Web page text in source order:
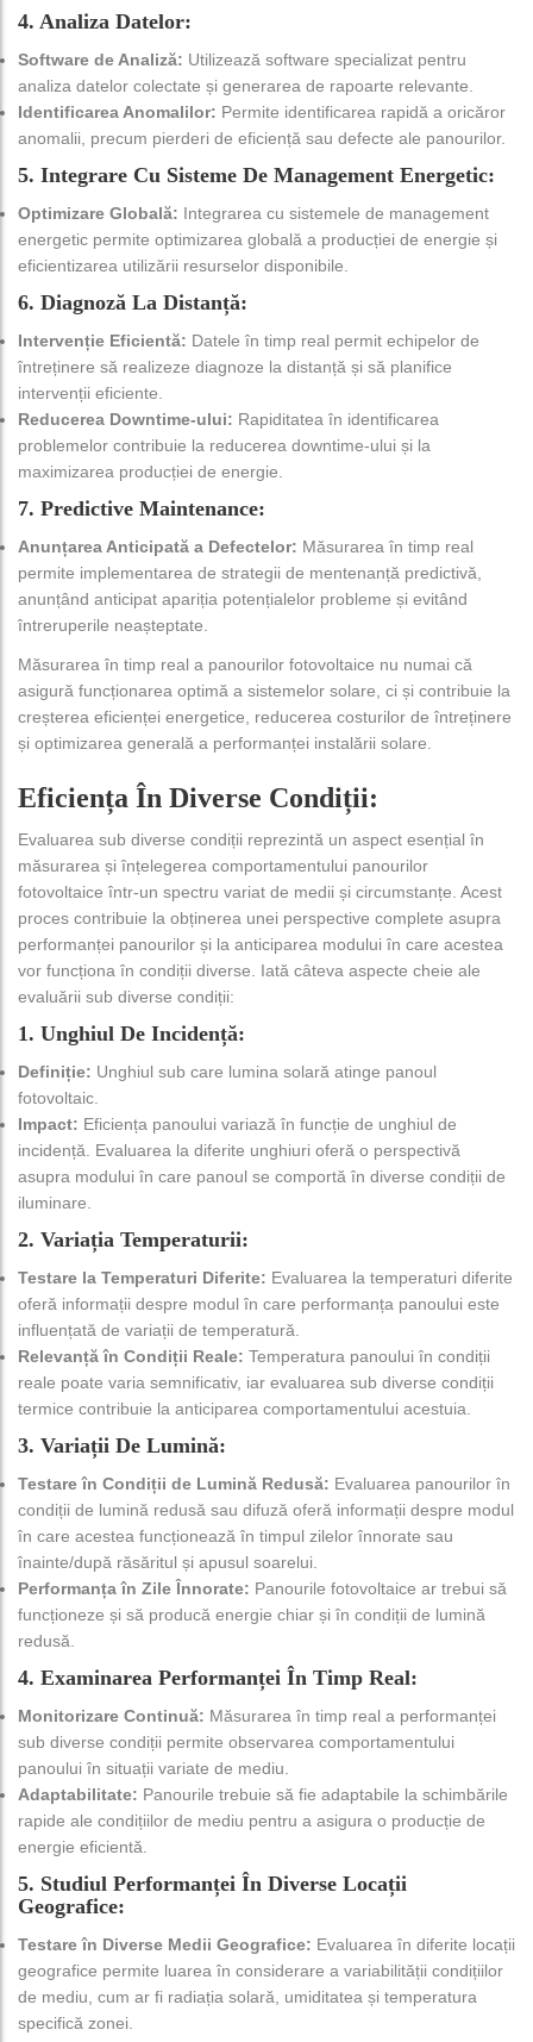
4. Analiza Datelor:
Software de Analiză: Utilizează software specializat pentru
analiza datelor colectate și generarea de rapoarte relevante.
Identificarea Anomalilor: Permite identificarea rapidă a oricăror
anomalii, precum pierderi de eficiență sau defecte ale panourilor.
5. Integrare Cu Sisteme De Management Energetic:
Optimizare Globală: Integrarea cu sistemele de management
energetic permite optimizarea globală a producției de energie și
eficientizarea utilizării resurselor disponibile.
6. Diagnoză La Distanță:
Intervenție Eficientă: Datele în timp real permit echipelor de
întreținere să realizeze diagnoze la distanță și să planifice
intervenții eficiente.
Reducerea Downtime-ului: Rapiditatea în identificarea
problemelor contribuie la reducerea downtime-ului și la
maximizarea producției de energie.
7. Predictive Maintenance:
Anunțarea Anticipată a Defectelor: Măsurarea în timp real
permite implementarea de strategii de mentenanță predictivă,
anunțând anticipat apariția potențialelor probleme și evitând
întreruperile neașteptate.
Măsurarea în timp real a panourilor fotovoltaice nu numai că
asigură funcționarea optimă a sistemelor solare, ci și contribuie la
creșterea eficienței energetice, reducerea costurilor de întreținere
și optimizarea generală a performanței instalării solare.
Eficiența În Diverse Condiții:
Evaluarea sub diverse condiții reprezintă un aspect esențial în
măsurarea și înțelegerea comportamentului panourilor
fotovoltaice într-un spectru variat de medii și circumstanțe. Acest
proces contribuie la obținerea unei perspective complete asupra
performanței panourilor și la anticiparea modului în care acestea
vor funcționa în condiții diverse. Iată câteva aspecte cheie ale
evaluării sub diverse condiții:
1. Unghiul De Incidență:
Definiție: Unghiul sub care lumina solară atinge panoul
fotovoltaic.
Impact: Eficiența panoului variază în funcție de unghiul de
incidență. Evaluarea la diferite unghiuri oferă o perspectivă
asupra modului în care panoul se comportă în diverse condiții de
iluminare.
2. Variația Temperaturii:
Testare la Temperaturi Diferite: Evaluarea la temperaturi diferite
oferă informații despre modul în care performanța panoului este
influențată de variații de temperatură.
Relevanță în Condiții Reale: Temperatura panoului în condiții
reale poate varia semnificativ, iar evaluarea sub diverse condiții
termice contribuie la anticiparea comportamentului acestuia.
3. Variații De Lumină:
Testare în Condiții de Lumină Redusă: Evaluarea panourilor în
condiții de lumină redusă sau difuză oferă informații despre modul
în care acestea funcționează în timpul zilelor înnorate sau
înainte/după răsăritul și apusul soarelui.
Performanța în Zile Înnorate: Panourile fotovoltaice ar trebui să
funcționeze și să producă energie chiar și în condiții de lumină
redusă.
4. Examinarea Performanței În Timp Real:
Monitorizare Continuă: Măsurarea în timp real a performanței
sub diverse condiții permite observarea comportamentului
panoului în situații variate de mediu.
Adaptabilitate: Panourile trebuie să fie adaptabile la schimbările
rapide ale condițiilor de mediu pentru a asigura o producție de
energie eficientă.
5. Studiul Performanței În Diverse Locații
Geografice:
Testare în Diverse Medii Geografice: Evaluarea în diferite locații
geografice permite luarea în considerare a variabilității condițiilor
de mediu, cum ar fi radiația solară, umiditatea și temperatura
specifică zonei.